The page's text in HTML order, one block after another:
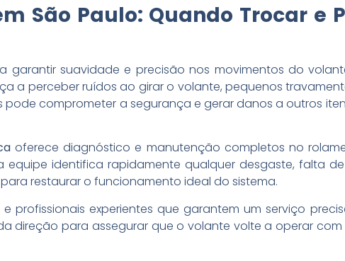
São Paulo: Quando Trocar e
suavidade e precisão nos movimentos do
a perceber ruídos ao girar o volante, pequenos
pode comprometer a segurança e gerar danos a outros
oferece diagnóstico e manutenção completos no
equipe identifica rapidamente qualquer desgaste, falta
restaurar o funcionamento ideal do sistema.
profissionais experientes que garantem um serviço
direção para assegurar que o volante volte a operar